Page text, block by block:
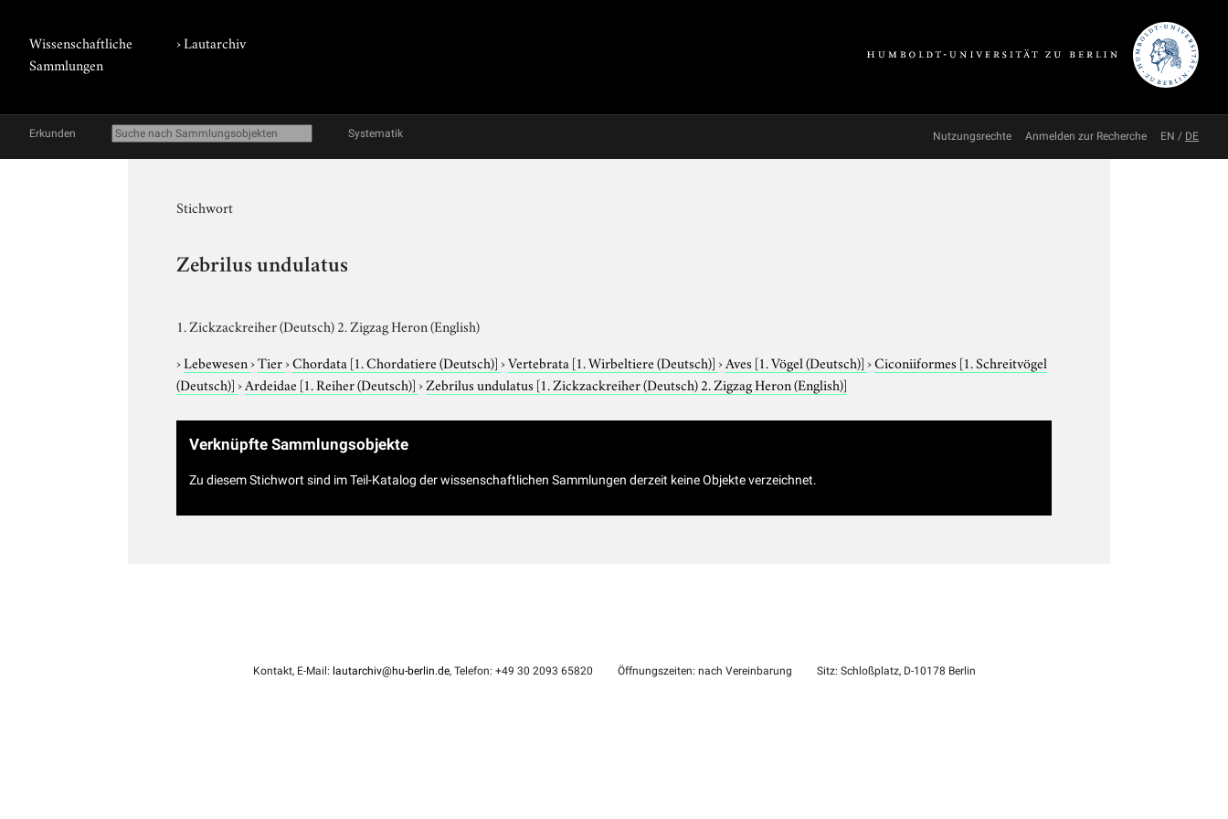
Wissenschaftliche
Sammlungen
›Lautarchiv
Erkunden Systematik Nutzungsrechte Anmelden zur Recherche EN / DE
Stichwort
Zebrilus undulatus
1. Zickzackreiher (Deutsch) 2. Zigzag Heron (English)
›Lebewesen›Tier›Chordata [1. Chordatiere (Deutsch)]›Vertebrata [1. Wirbeltiere (Deutsch)]›Aves [1. Vögel (Deutsch)]›Ciconiiformes [1. Schreitvögel
(Deutsch)]›Ardeidae [1. Reiher (Deutsch)]›Zebrilus undulatus [1. Zickzackreiher (Deutsch) 2. Zigzag Heron (English)]
Verknüpfte Sammlungsobjekte
Zu diesem Stichwort sind im Teil-Katalog der wissenschaftlichen Sammlungen derzeit keine Objekte verzeichnet.
Kontakt, E-Mail: lautarchiv@hu-berlin.de, Telefon: +49 30 2093 65820 Öffnungszeiten: nach Vereinbarung Sitz: Schloßplatz, D-10178 Berlin